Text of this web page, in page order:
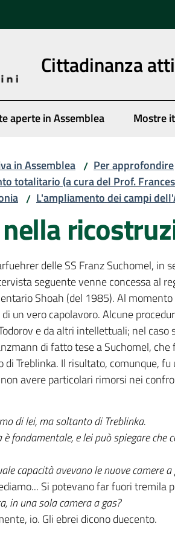
Cittadinanza
aperte in Assemblea Mostre
in Assemblea / Per approfondire
totalitario (a cura del Prof.
/ L'ampliamento dei campi
delle SS Franz Suchomel, in
seguente venne concessa al
Shoah (del 1985). Al
un vero capolavoro. Alcune
e da altri intellettuali; nel
di fatto tese a Suchomel,
Treblinka. Il risultato, comunque,
avere particolari rimorsi nei
di lei, ma soltanto di Treblinka.
fondamentale, e lei può spiegare che
capacità avevano le nuove camere a
Si potevano far fuori tremila
in una sola camera a gas?
io. Gli ebrei dicono duecento.